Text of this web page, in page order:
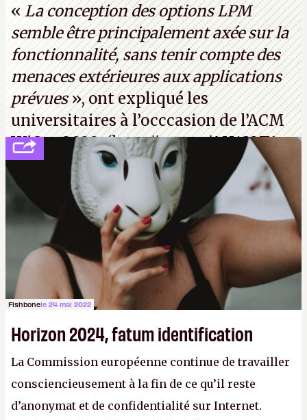
« La conception des options LPM
semble être principalement axée sur la
fonctionnalité, sans tenir compte des
menaces extérieures aux applications
prévues», ont expliqué les
universitaires à l’occcasion de l’ACM
WiSec 2022. (http://cpc.cx/AH432T1
(PDF) - Crédit photo : Pexels - Tyler
Lastovich)
Fishbonele 24 mai 2022
Horizon 2024, fatum identification
La Commission européenne continue de travailler
consciencieusement à la fin de ce qu’il reste
d’anonymat et de confidentialité sur Internet.